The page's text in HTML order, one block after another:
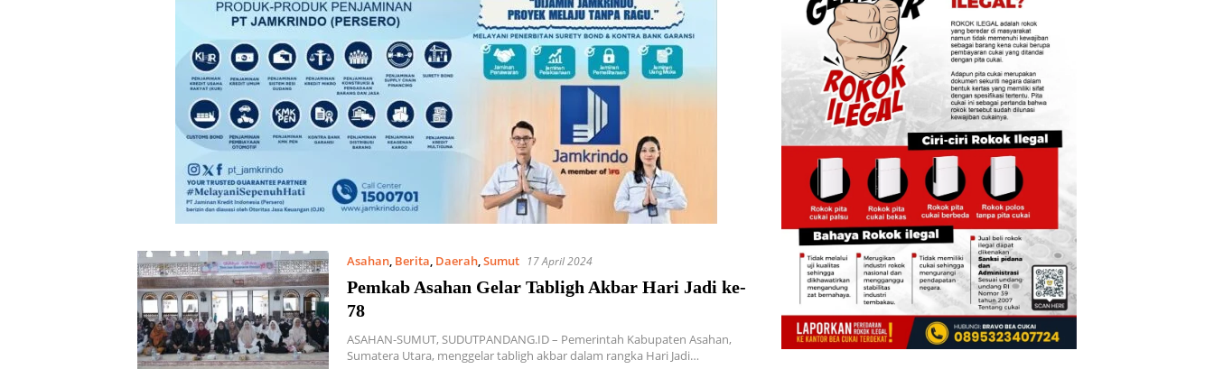
Asahan, Berita, Daerah,Sumut 17 April 2024
Pemkab Asahan Gelar Tabligh Akbar Hari Jadi ke-
78
ASAHAN-SUMUT, SUDUTPANDANG.ID – Pemerintah Kabupaten Asahan,
Sumatera Utara, menggelar tabligh akbar dalam rangka Hari Jadi…